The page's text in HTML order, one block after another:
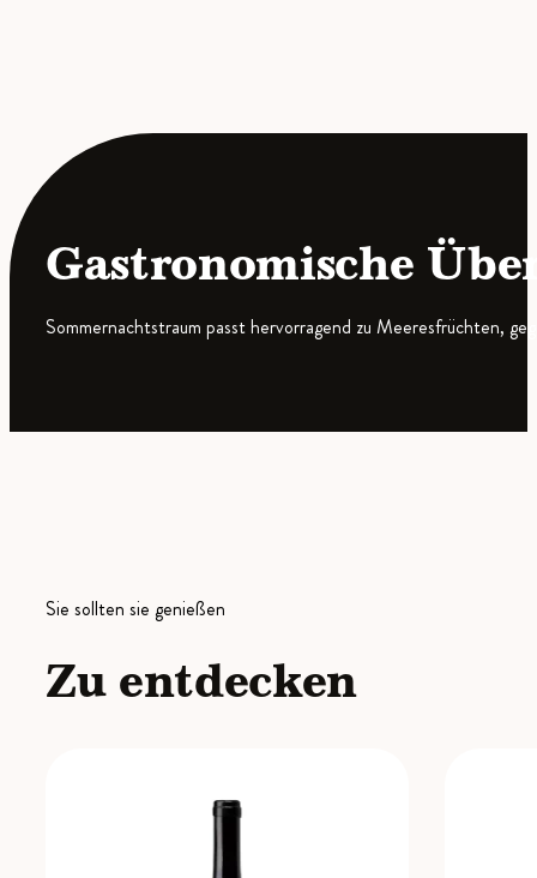
Gastronomische
Sommernachtstraum passt hervorragend zu Meeresfrüchten,
Sie sollten sie genießen
Zu entdecken